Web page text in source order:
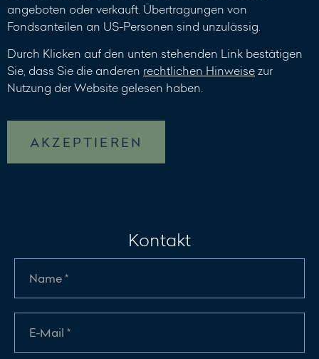
angeboten oder verkauft. Übertragungen von
Fondsanteilen an US-Personen sind unzulässig.
Durch Klicken auf den unten stehenden Link bestätigen
Sie, dass Sie die anderen rechtlichen Hinweisezur
Nutzung der Website gelesen haben.
AKZEPTIEREN
Kontakt